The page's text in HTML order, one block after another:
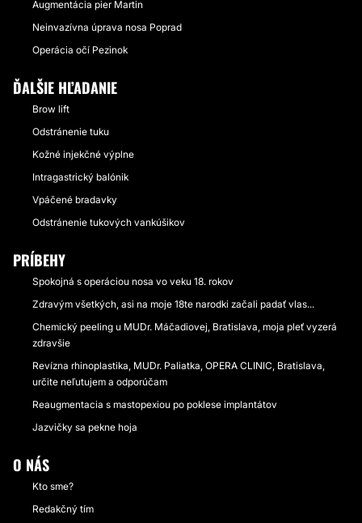
Augmentácia pier Martin
Neinvazívna úprava nosa Poprad
Operácia očí Pezinok
ĎALŠIE HĽADANIE
Brow lift
Odstránenie tuku
Kožné injekčné výplne
Intragastrický balónik
Vpáčené bradavky
Odstránenie tukových vankúšikov
PRÍBEHY
Spokojná s operáciou nosa vo veku 18. rokov
Zdravým všetkých, asi na moje 18te narodki začali padať vlas...
Chemický peeling u MUDr. Máčadiovej, Bratislava, moja pleť vyzerá
zdravšie
Revízna rhinoplastika, MUDr. Paliatka, OPERA CLINIC, Bratislava,
určite neľutujem a odporúčam
Reaugmentacia s mastopexiou po poklese implantátov
Jazvičky sa pekne hoja
O NÁS
Kto sme?
Redakčný tím